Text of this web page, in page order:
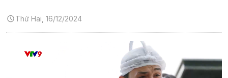
Thứ Hai, 16/12/2024